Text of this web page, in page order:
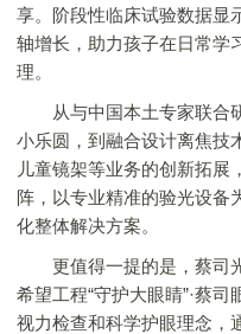
享。阶段性临床试验数据显
轴增长，助力孩子在日常学
理。
从与中国本土专家联合研
小乐圆，到融合设计离焦技
儿童镜架等业务的创新拓展
阵，以专业精准的验光设备
化整体解决方案。
更值得一提的是，蔡司光
希望工程“守护大眼睛”·蔡
视力检查和科学护眼理念，